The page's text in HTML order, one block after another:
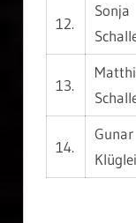
12.
Sonja
13.
14.
Gunar